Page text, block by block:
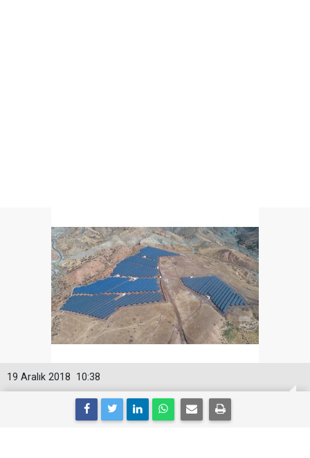
10:38
19 Aralık 2018